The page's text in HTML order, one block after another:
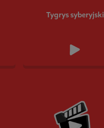
Tygrys syberyjski